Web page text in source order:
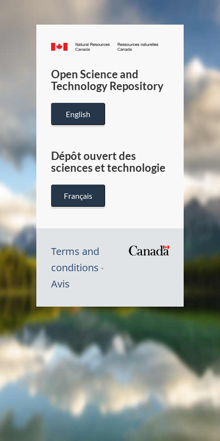
Canada.ca
/
Canada
Open Science and
Technology Repository
English
Dépôt ouvert des
sciences et technologie
Français
Terms and
conditions
Avis
Symbole
du